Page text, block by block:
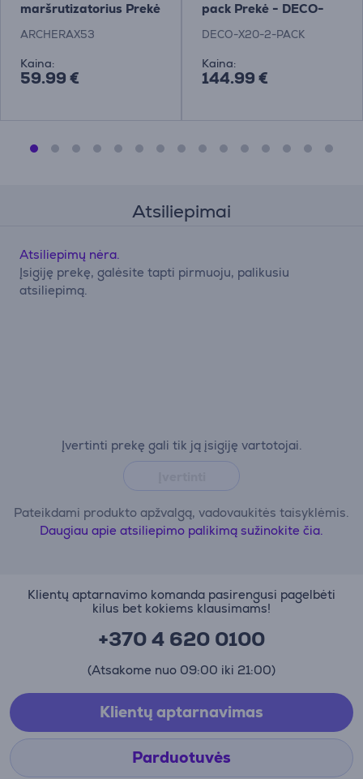
maršrutizatorius Prekė
- ARCHERAX53
ARCHERAX53
Kaina:
59.99 €
pack Prekė - DECO-
X20-2-PACK
DECO-X20-2-PACK
Kaina:
144.99 €
Atsiliepimai
Įvertinti prekę gali tik ją įsigiję vartotojai.
Pateikdami produkto apžvalgą, vadovaukitės taisyklėmis.
Daugiau apie atsiliepimo palikimą sužinokite čia.
Atsiliepimų nėra.
Įsigiję prekę, galėsite tapti pirmuoju, palikusiu
atsiliepimą.
Klientų aptarnavimo komanda pasirengusi pagelbėti
kilus bet kokiems klausimams!
+370 4 620 0100
(Atsakome nuo 09:00 iki 21:00)
Klientų aptarnavimas
Parduotuvės